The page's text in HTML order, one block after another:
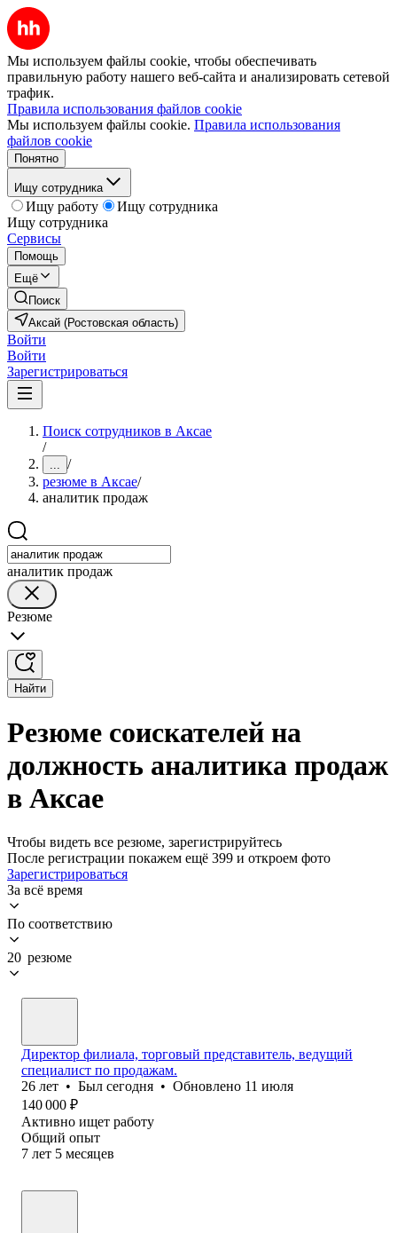
Мы используем файлы cookie, чтобы обеспечивать
правильную работу нашего веб-сайта и анализировать сетевой
трафик.
Правила использования файлов cookie
Мы используем файлы cookie. Правила использования
файлов cookie
Понятно
Ищу сотрудника
Ищу работу
Ищу сотрудника
Ищу сотрудника
Сервисы
Помощь
Ещё
Поиск
Аксай (Ростовская область)
Войти
Войти
Зарегистрироваться
Поиск сотрудников в Аксае
/
... /
резюме в Аксае/
аналитик продаж
аналитик продаж
Резюме
Найти
Резюме соискателей на
должность аналитика продаж
в Аксае
Чтобы видеть все резюме, зарегистрируйтесь
После регистрации покажем ещё 399 и откроем фото
Зарегистрироваться
За всё время
По соответствию
20 резюме
Директор филиала, торговый представитель, ведущий
специалист по продажам.
26 лет • Был сегодня • Обновлено 11 июля
140 000 ₽
Активно ищет работу
Общий опыт
7 лет 5 месяцев